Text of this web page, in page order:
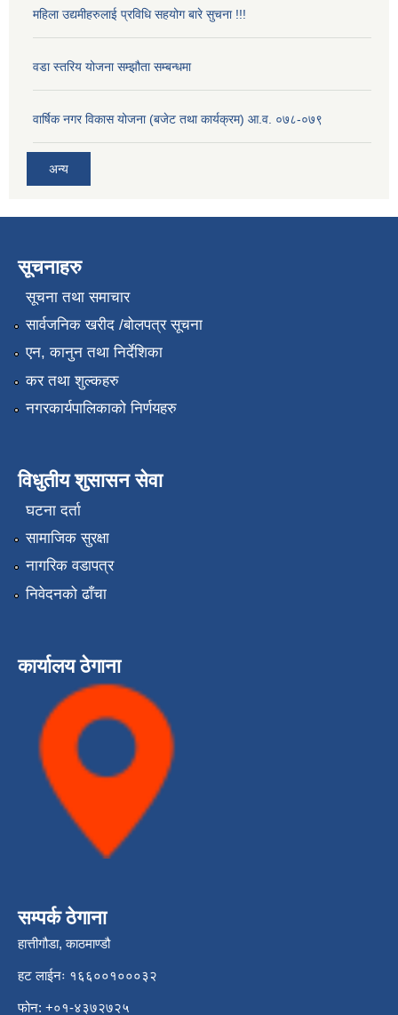
महिला उद्यमीहरुलाई प्रविधि सहयोग बारे सुचना !!!
वडा स्तरिय योजना सम्झौता सम्बन्धमा
वार्षिक नगर विकास योजना (बजेट तथा कार्यक्रम) आ.व. ०७८-०७९
अन्य
सूचनाहरु
सूचना तथा समाचार
सार्वजनिक खरीद /बोलपत्र सूचना
एन, कानुन तथा निर्देशिका
कर तथा शुल्कहरु
नगरकार्यपालिकाको निर्णयहरु
विधुतीय शुसासन सेवा
घटना दर्ता
सामाजिक सुरक्षा
नागरिक वडापत्र
निवेदनको ढाँचा
कार्यालय ठेगाना
सम्पर्क ठेगाना
हात्तीगौडा, काठमाण्डौ
हट लाईनः १६६००१०००३२
फोन: +०१-४३७२७२५